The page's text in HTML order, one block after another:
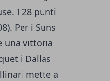
I 28 punti
Per i Suns
una vittoria
i Dallas
mette a